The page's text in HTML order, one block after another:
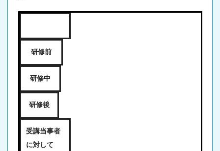
研修前
研修中
研修後
受講当事者
に対して